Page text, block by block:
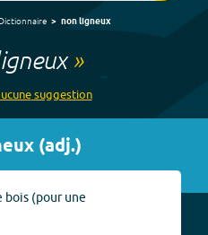
non ligneux
»
suggestion
(adj.)
bois (pour une